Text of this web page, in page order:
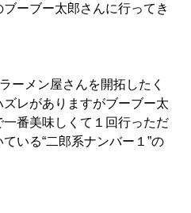
ーブー太郎さんに行ってき
ーメン屋さんを開拓したく
レがありますがブーブー太
番美味しくて１回行っただ
いる“二郎系ナンバー１”の